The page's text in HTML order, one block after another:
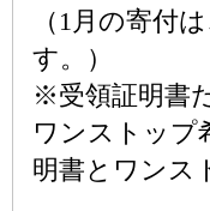
（1月の寄付
す。）
※受領証明書
ワンストップ
明書とワンス